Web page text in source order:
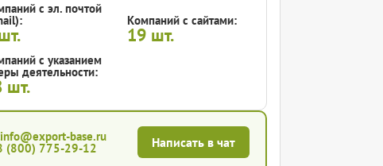
с эл. почтой
Компаний с сайтами:
19 шт.
с указанием
деятельности:
шт.
info@export-base.ru
(800) 775-29-12 Написать в чат